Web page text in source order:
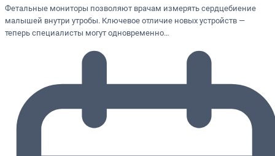
Фетальные мониторы позволяют врачам измерять сердцебиение
малышей внутри утробы. Ключевое отличие новых устройств —
теперь специалисты могут одновременно…